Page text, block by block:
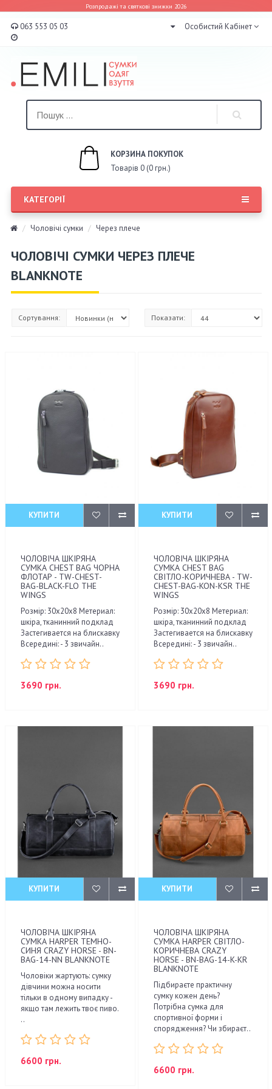
Розпродажі та святкові знижки 2026
063 553 05 03 Особистий Кабінет
КОРЗИНА ПОКУПОК
Товарів 0 (0 грн.)
КАТЕГОРІЇ
Чоловічі сумки Через плече
ЧОЛОВІЧІ СУМКИ ЧЕРЕЗ ПЛЕЧЕ
BLANKNOTE
Сортування: Показати:
КУПИТИ
ЧОЛОВІЧА ШКІРЯНА
СУМКА CHEST BAG ЧОРНА
ФЛОТАР - TW-CHEST-
BAG-BLACK-FLO THE
WINGS
Розмір: 30х20х8 Метериал:
шкіра, тканинний подклад
Застегивается на блискавку
Всередині: - 3 звичайн..
3690 грн.
КУПИТИ
ЧОЛОВІЧА ШКІРЯНА
СУМКА CHEST BAG
СВІТЛО-КОРИЧНЕВА - TW-
CHEST-BAG-KON-KSR THE
WINGS
Розмір: 30х20х8 Метериал:
шкіра, тканинний подклад
Застегивается на блискавку
Всередині: - 3 звичайн..
3690 грн.
КУПИТИ
ЧОЛОВІЧА ШКІРЯНА
СУМКА HARPER ТЕМНО-
СИНЯ CRAZY HORSE - BN-
BAG-14-NN BLANKNOTE
Чоловіки жартують: сумку
дівчини можна носити
тільки в одному випадку -
якщо там лежить твоє пиво.
..
6600 грн.
КУПИТИ
ЧОЛОВІЧА ШКІРЯНА
СУМКА HARPER СВІТЛО-
КОРИЧНЕВА CRAZY
HORSE - BN-BAG-14-K-KR
BLANKNOTE
Підбираєте практичну
сумку кожен день?
Потрібна сумка для
спортивної форми і
спорядження? Чи збираєт..
6600 грн.